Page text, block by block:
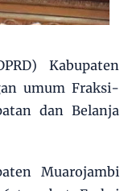
Kabupaten
umum Fraksi-
dan Belanja
Muarojambi